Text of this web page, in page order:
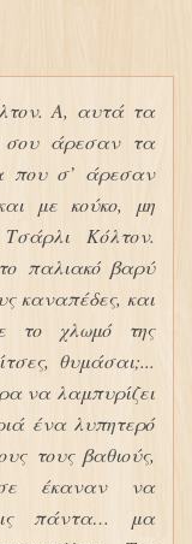
Α, αυτά τα
σου άρεσαν τα
που σ’ άρεσαν
με κούκο, μη
Κόλτον.
παλιακό βαρύ
καναπέδες, και
το χλωμό της
θυμάσαι;...
να λαμπυρίζει
ένα λυπητερό
τους βαθιούς,
σε έκαναν να
πάντα… μα